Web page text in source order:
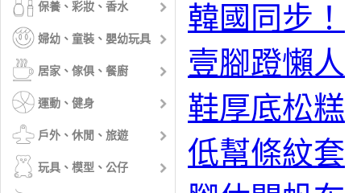
保養、彩妝、香水
婦幼、童裝、嬰幼玩具
居家、傢俱、餐廚
運動、健身
戶外、休閒、旅遊
玩具、模型、公仔
韓國同步！
壹腳蹬懶人
鞋厚底松糕
低幫條紋套